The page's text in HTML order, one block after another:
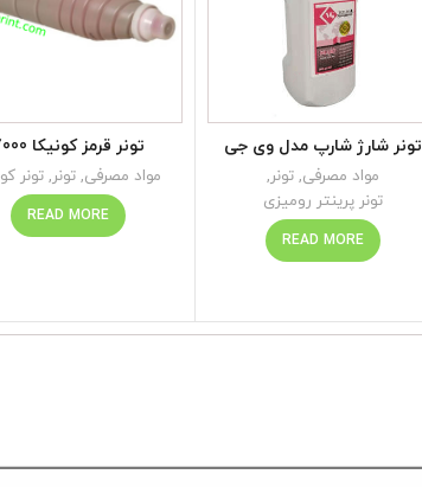
تونر شارژ شارپ مدل وی جی
مواد مصرفی, تونر,
تونر پرینتر رومیزی
READ MORE
تونر قرمز کونیکا 7000
مواد مصرفی,تونر,تونر
READ MORE